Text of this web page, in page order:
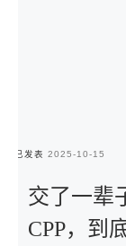
已发表 2025-10-15
交了一辈
CPP，到